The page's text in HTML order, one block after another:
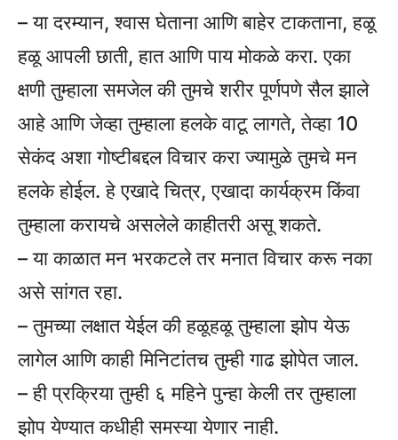
– या दरम्यान, श्वास घेताना आणि बाहेर टाकताना, हळू
हळू आपली छाती, हात आणि पाय मोकळे करा. एका
क्षणी तुम्हाला समजेल की तुमचे शरीर पूर्णपणे सैल झाले
आहे आणि जेव्हा तुम्हाला हलके वाटू लागते, तेव्हा 10
सेकंद अशा गोष्टीबद्दल विचार करा ज्यामुळे तुमचे मन
हलके होईल. हे एखादे चित्र, एखादा कार्यक्रम किंवा
तुम्हाला करायचे असलेले काहीतरी असू शकते.
– या काळात मन भरकटले तर मनात विचार करू नका
असे सांगत रहा.
– तुमच्या लक्षात येईल की हळूहळू तुम्हाला झोप येऊ
लागेल आणि काही मिनिटांतच तुम्ही गाढ झोपेत जाल.
– ही प्रक्रिया तुम्ही ६ महिने पुन्हा केली तर तुम्हाला
झोप येण्यात कधीही समस्या येणार नाही.